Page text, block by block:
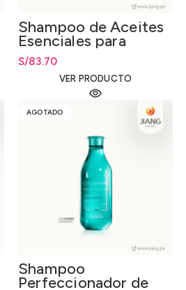
Shampoo de Aceites
Esenciales para
Cabello Fino o Normal
250ml.
S/83.70
VER PRODUCTO
AGOTADO
Shampoo
Perfeccionador de